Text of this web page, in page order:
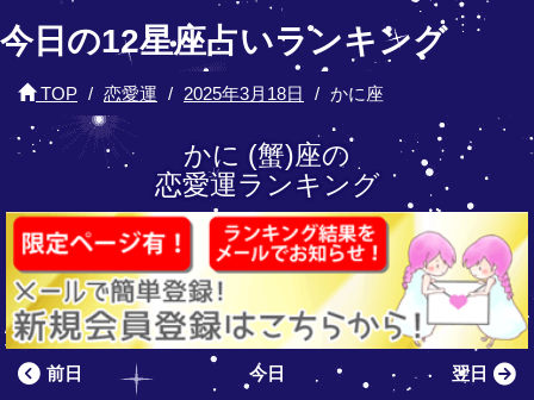
今日の12星座占いランキング
TOP 恋愛運 2025年3月18日 かに座
かに (蟹)座の
恋愛運ランキング
前日 今日 翌日